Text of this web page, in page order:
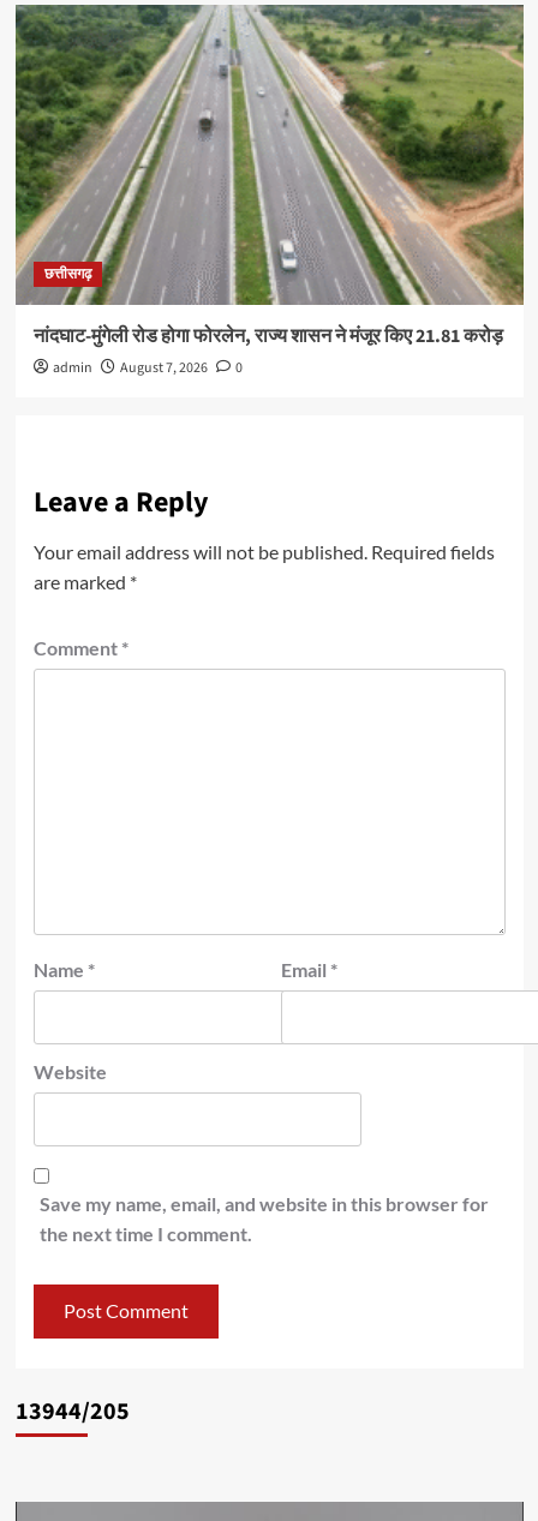
छत्तीसगढ़
नांदघाट-मुंगेली रोड होगा फोरलेन, राज्य शासन ने मंजूर किए 21.81 करोड़
admin August 7, 2026 0
Leave a Reply
Your email address will not be published. Required fields
are marked *
Comment *
Name * Email *
Website
Save my name, email, and website in this browser for
the next time I comment.
13944/205